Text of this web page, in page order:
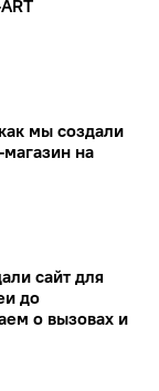
мы создали
на
сайт для
до
о вызовах и